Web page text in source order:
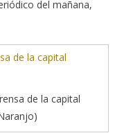
del mañana,
de la capital